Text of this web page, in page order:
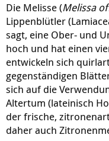
Die Melisse (Melissa
Lippenblütler
sagt, eine Ober- und
hoch und hat einen
entwickeln sich
gegenständigen
sich auf die
Altertum (lateinisch
der frische,
daher auch